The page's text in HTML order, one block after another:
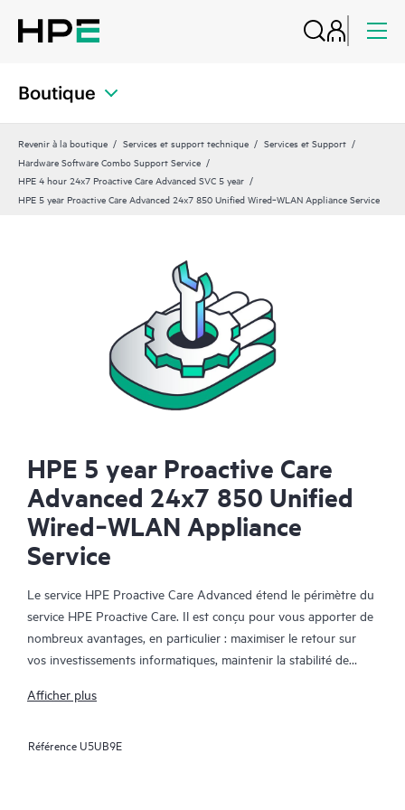
Boutique
Revenir à la boutique Services et support technique
Services et Support
Hardware Software Combo Support Service
HPE 4 hour 24x7 Proactive Care Advanced SVC 5 year
HPE 5 year Proactive Care Advanced 24x7 850 Unified Wired‑WLAN Appliance Service
HPE 5 year Proactive Care
Advanced 24x7 850 Unified
Wired‑WLAN Appliance
Service
Le service HPE Proactive Care Advanced étend le périmètre du
service HPE Proactive Care. Il est conçu pour vous apporter de
nombreux avantages, en particulier : maximiser le retour sur
vos investissements informatiques, maintenir la stabilité de
projets informatiques et commerciaux, réduire les coûts
informatique pour lui permettre de se consacrer aux tâches
Afficher plus
RéférenceU5UB9E